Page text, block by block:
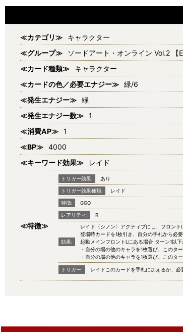
≪カテゴリ≫
キャラクター
≪グループ≫
ソードアート・オンライン Vol.2 【
≪カード種類≫
キャラクター
≪カードの色／必要エナジー≫ 緑/6
≪発生エナジー≫ 緑
≪発生エナジー数≫ 1
≪消費AP≫ 1
≪BP≫ 4000
≪キーワード効果≫
レイド
≪特徴≫
トリガー効果: あり
トリガー効果種類: レイド
特徴: GGO
レアリティ: R
効果:
レイド〈シノン〉アクティブにし、フロント
登場時カードを1枚引き、自分の手札から必
起動メインフロントLにある場合 ターン1以下
・自分の場の他のキャラを1枚選び、このタ
・自分の場の他のキャラを1枚選び、このター
トリガー: レイドこのカードを手札に加えるか、